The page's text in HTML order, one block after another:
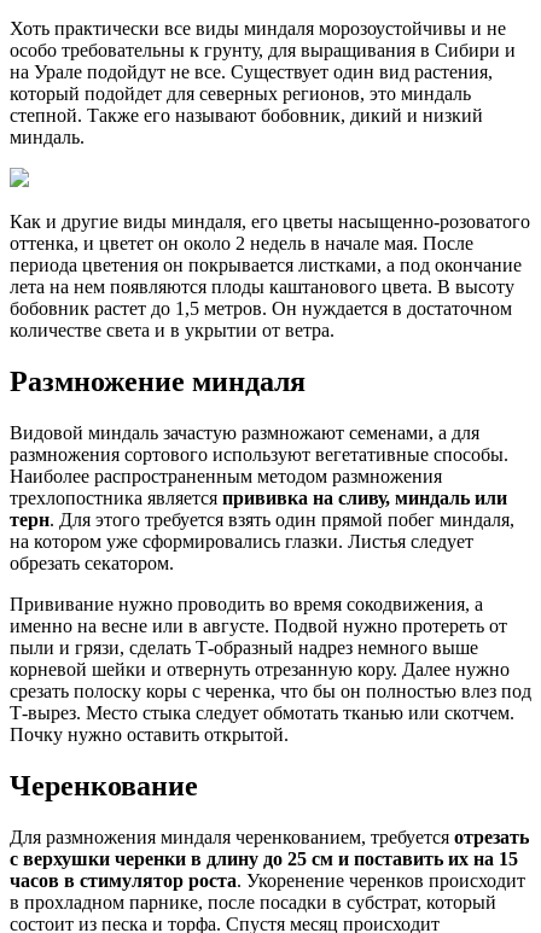
Хоть практически все виды миндаля морозоустойчивы и не
особо требовательны к грунту, для выращивания в Сибири и
на Урале подойдут не все. Существует один вид растения,
который подойдет для северных регионов, это миндаль
степной. Также его называют бобовник, дикий и низкий
миндаль.
Как и другие виды миндаля, его цветы насыщенно-розоватого
оттенка, и цветет он около 2 недель в начале мая. После
периода цветения он покрывается листками, а под окончание
лета на нем появляются плоды каштанового цвета. В высоту
бобовник растет до 1,5 метров. Он нуждается в достаточном
количестве света и в укрытии от ветра.
Размножение миндаля
Видовой миндаль зачастую размножают семенами, а для
размножения сортового используют вегетативные способы.
Наиболее распространенным методом размножения
трехлопостника является прививка на сливу, миндаль или
терн. Для этого требуется взять один прямой побег миндаля,
на котором уже сформировались глазки. Листья следует
обрезать секатором.
Прививание нужно проводить во время сокодвижения, а
именно на весне или в августе. Подвой нужно протереть от
пыли и грязи, сделать Т-образный надрез немного выше
корневой шейки и отвернуть отрезанную кору. Далее нужно
срезать полоску коры с черенка, что бы он полностью влез под
Т-вырез. Место стыка следует обмотать тканью или скотчем.
Почку нужно оставить открытой.
Черенкование
Для размножения миндаля черенкованием, требуется отрезать
с верхушки черенки в длину до 25 см и поставить их на 15
часов в стимулятор роста. Укоренение черенков происходит
в прохладном парнике, после посадки в субстрат, который
состоит из песка и торфа. Спустя месяц происходит